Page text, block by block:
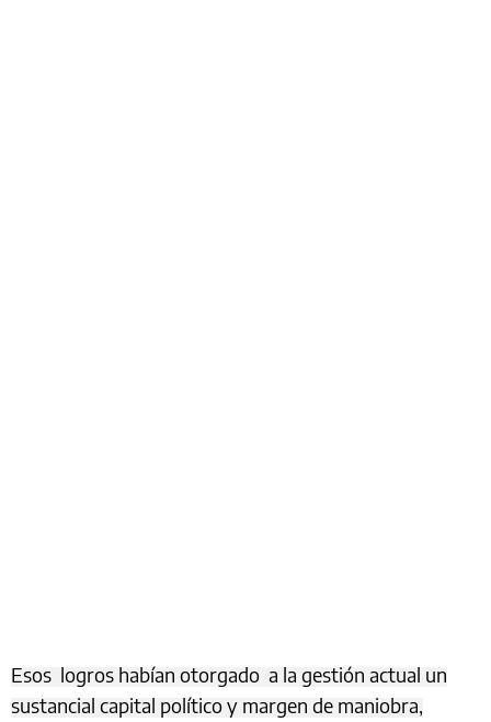
Esos logros habían otorgado a la gestión actual un
sustancial capital político y margen de maniobra,